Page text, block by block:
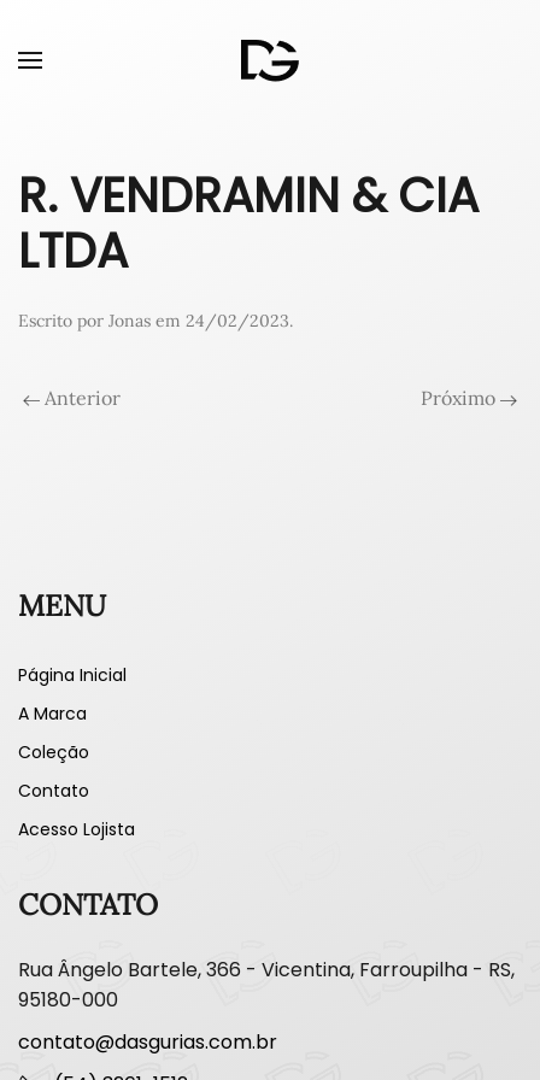
R. VENDRAMIN & CIA
LTDA
Escrito por Jonas em 24/02/2023.
Anterior Próximo
MENU
Página Inicial
A Marca
Coleção
Contato
Acesso Lojista
CONTATO
Rua Ângelo Bartele, 366 - Vicentina, Farroupilha - RS,
95180-000
contato@dasgurias.com.br